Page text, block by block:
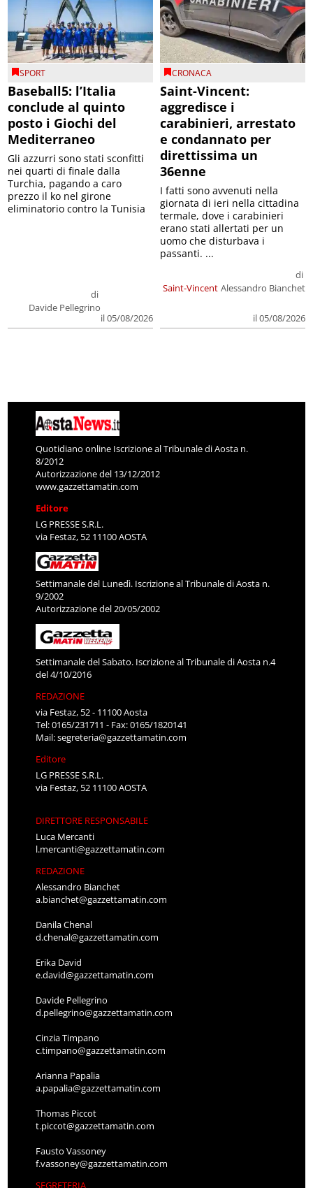
SPORT
Baseball5: l’Italia
conclude al quinto
posto i Giochi del
Mediterraneo
di
Davide Pellegrino
il 05/08/2026
Gli azzurri sono stati sconfitti
nei quarti di finale dalla
Turchia, pagando a caro
prezzo il ko nel girone
eliminatorio contro la Tunisia
CRONACA
Saint-Vincent:
aggredisce i
carabinieri, arrestato
e condannato per
direttissima un
36enne
Saint-Vincent
di
Alessandro Bianchet
il 05/08/2026
I fatti sono avvenuti nella
giornata di ieri nella cittadina
termale, dove i carabinieri
erano stati allertati per un
uomo che disturbava i
passanti. ...
Quotidiano online Iscrizione al Tribunale di Aosta n.
8/2012
Autorizzazione del 13/12/2012
www.gazzettamatin.com
Editore
LG PRESSE S.R.L.
via Festaz, 52 11100 AOSTA
Settimanale del Lunedì. Iscrizione al Tribunale di Aosta n.
9/2002
Autorizzazione del 20/05/2002
Settimanale del Sabato. Iscrizione al Tribunale di Aosta n.4
del 4/10/2016
REDAZIONE
via Festaz, 52 - 11100 Aosta
Tel: 0165/231711 - Fax: 0165/1820141
Mail:segreteria@gazzettamatin.com
Editore
LG PRESSE S.R.L.
via Festaz, 52 11100 AOSTA
DIRETTORE RESPONSABILE
Luca Mercanti
l.mercanti@gazzettamatin.com
REDAZIONE
Alessandro Bianchet
a.bianchet@gazzettamatin.com
Danila Chenal
d.chenal@gazzettamatin.com
Erika David
e.david@gazzettamatin.com
Davide Pellegrino
d.pellegrino@gazzettamatin.com
Cinzia Timpano
c.timpano@gazzettamatin.com
Arianna Papalia
a.papalia@gazzettamatin.com
Thomas Piccot
t.piccot@gazzettamatin.com
Fausto Vassoney
f.vassoney@gazzettamatin.com